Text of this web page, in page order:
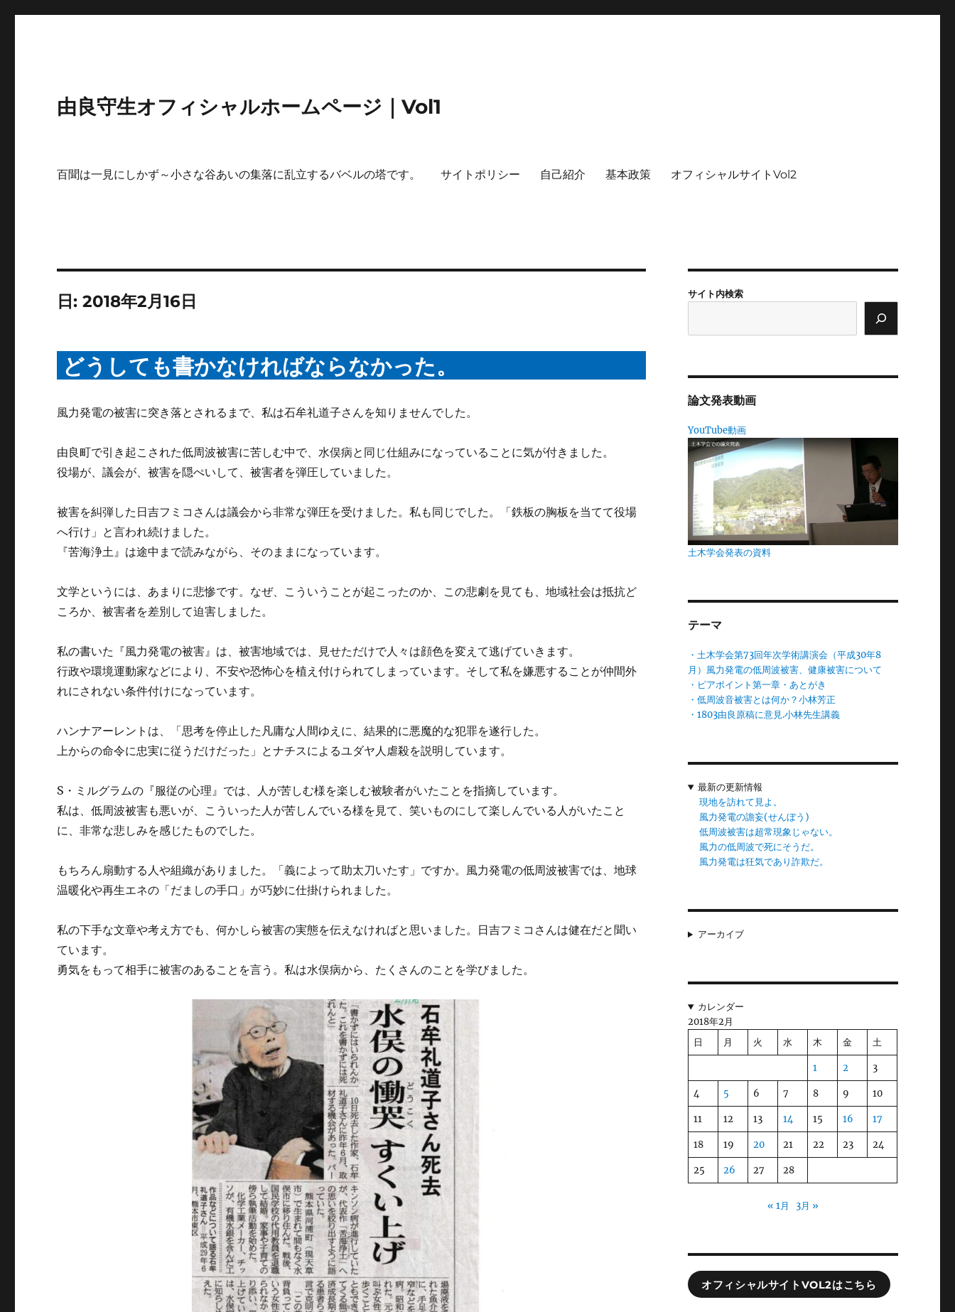
由良守生オフィシャルホームページ｜Vol1
百聞は一見にしかず～小さな谷あいの集落に乱立するバベルの塔です。 サイトポリシー 自己紹介 基本政策 オフィシャルサイトVol2
日:2018年2月16日
どうしても書かなければならなかった。
風力発電の被害に突き落とされるまで、私は石牟礼道子さんを知りませんでした。
由良町で引き起こされた低周波被害に苦しむ中で、水俣病と同じ仕組みになっていることに気が付きました。
役場が、議会が、被害を隠ぺいして、被害者を弾圧していました。
被害を糾弾した日吉フミコさんは議会から非常な弾圧を受けました。私も同じでした。「鉄板の胸板を当てて役場
へ行け」と言われ続けました。
『苦海浄土』は途中まで読みながら、そのままになっています。
文学というには、あまりに悲惨です。なぜ、こういうことが起こったのか、この悲劇を見ても、地域社会は抵抗ど
ころか、被害者を差別して迫害しました。
私の書いた『風力発電の被害』は、被害地域では、見せただけで人々は顔色を変えて逃げていきます。
行政や環境運動家などにより、不安や恐怖心を植え付けられてしまっています。そして私を嫌悪することが仲間外
れにされない条件付けになっています。
ハンナアーレントは、「思考を停止した凡庸な人間ゆえに、結果的に悪魔的な犯罪を遂行した。
上からの命令に忠実に従うだけだった」とナチスによるユダヤ人虐殺を説明しています。
S・ミルグラムの『服従の心理』では、人が苦しむ様を楽しむ被験者がいたことを指摘しています。
私は、低周波被害も悪いが、こういった人が苦しんでいる様を見て、笑いものにして楽しんでいる人がいたこと
に、非常な悲しみを感じたものでした。
もちろん扇動する人や組織がありました。「義によって助太刀いたす」ですか。風力発電の低周波被害では、地球
温暖化や再生エネの「だましの手口」が巧妙に仕掛けられました。
私の下手な文章や考え方でも、何かしら被害の実態を伝えなければと思いました。日吉フミコさんは健在だと聞い
ています。
勇気をもって相手に被害のあることを言う。私は水俣病から、たくさんのことを学びました。
サイト内検索
論文発表動画
YouTube動画
土木学会発表の資料
テーマ
・土木学会第73回年次学術講演会（平成30年8
月）風力発電の低周波被害、健康被害について
・ピアポイント第一章・あとがき
・低周波音被害とは何か？小林芳正
・1803由良原稿に意見.小林先生講義
最新の更新情報
現地を訪れて見よ。
風力発電の譫妄(せんぼう)
低周波被害は超常現象じゃない。
風力の低周波で死にそうだ。
風力発電は狂気であり詐欺だ。
アーカイブ
カレンダー
2018年2月
日
月 火 水 木 金 土
1 2 3
4 5 6 7 8 9 10
11 12 13 14 15 16 17
18 19 20 21 22 23 24
25 26 27 28
« 1月 3月 »
オフィシャルサイトVOL2はこちら